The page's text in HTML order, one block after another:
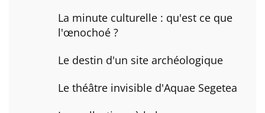
La minute culturelle : qu'est ce que
l'œnochoé ?
Le destin d'un site archéologique
Le théâtre invisible d'Aquae Segetea